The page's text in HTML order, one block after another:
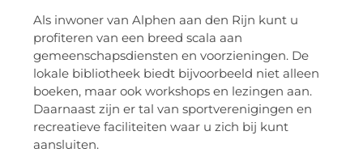
Als inwoner van Alphen aan den Rijn kunt u
profiteren van een breed scala aan
gemeenschapsdiensten en voorzieningen. De
lokale bibliotheek biedt bijvoorbeeld niet alleen
boeken, maar ook workshops en lezingen aan.
Daarnaast zijn er tal van sportverenigingen en
recreatieve faciliteiten waar u zich bij kunt
aansluiten.